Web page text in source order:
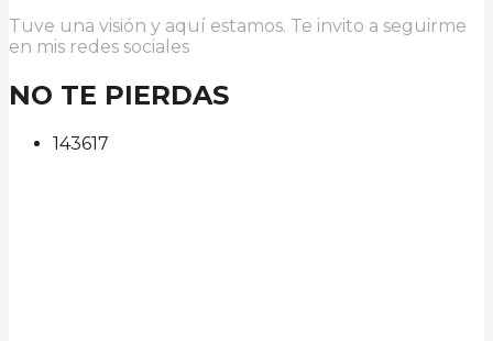
Tuve una visión y aquí estamos. Te invito a seguirme
en mis redes sociales
NO TE PIERDAS
143617